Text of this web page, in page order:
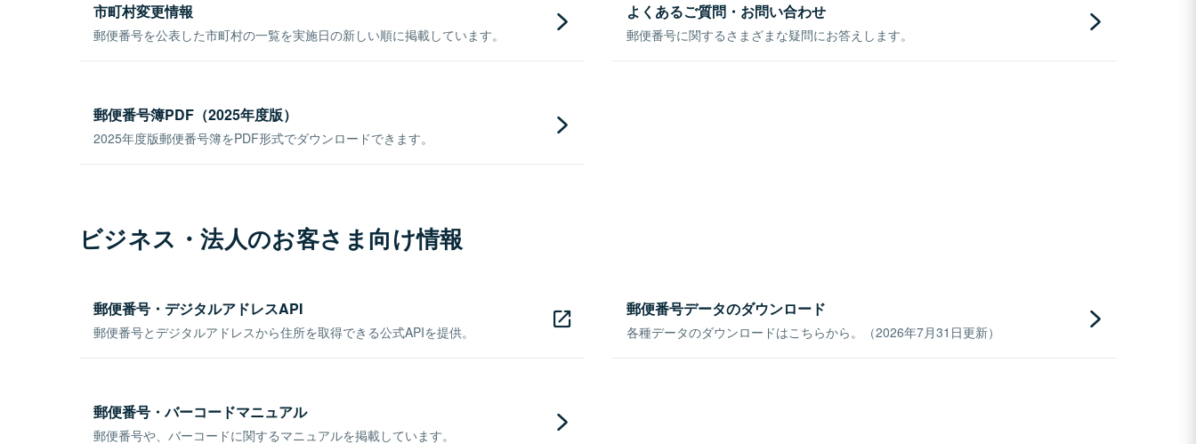
市町村変更情報
郵便番号を公表した市町村の一覧を実施日の新しい順に掲載しています。
よくあるご質問・お問い合わせ
郵便番号に関するさまざまな疑問にお答えします。
郵便番号簿PDF（2025年度版）
2025年度版郵便番号簿をPDF形式でダウンロードできます。
ビジネス・法人のお客さま向け情報
郵便番号・デジタルアドレスAPI
郵便番号とデジタルアドレスから住所を取得できる公式APIを提供。
郵便番号データのダウンロード
各種データのダウンロードはこちらから。（2026年7月31日更新）
郵便番号・バーコードマニュアル
郵便番号や、バーコードに関するマニュアルを掲載しています。